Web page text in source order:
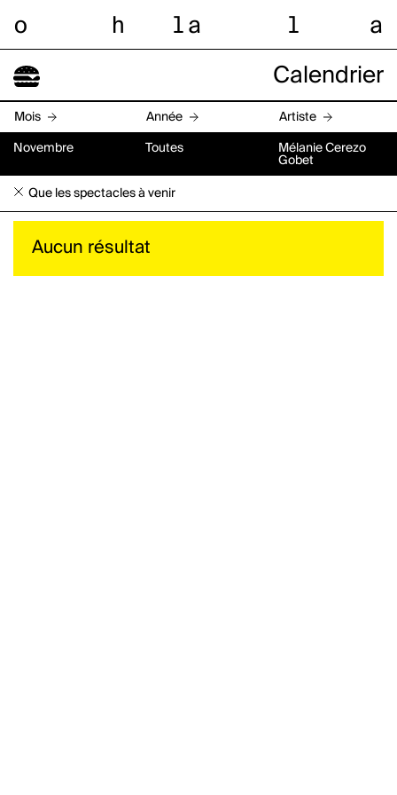
o h l a l a
Calendrier
Mois Année Artiste
Novembre Toutes
Mélanie Cerezo
Gobet
Que les spectacles à venir
Aucun résultat